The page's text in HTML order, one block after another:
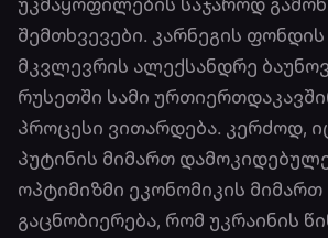
შემთხვევები. კარნეგის
მკვლევრის ალექსანდრე
რუსეთში სამი
პროცესი ვითარდება. კერძოდ,
პუტინის მიმართ
ოპტიმიზმი ეკონომიკის მიმართ
გაცნობიერება, რომ უკრაინის